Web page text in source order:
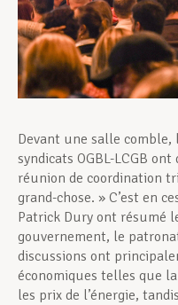
Actualités
Devant une salle comble,
syndicats OGBL-LCGB
réunion de coordination
grand-chose. » C’est en
Patrick Dury ont résumé
gouvernement, le
discussions ont
économiques telles que
les prix de l’énergie,